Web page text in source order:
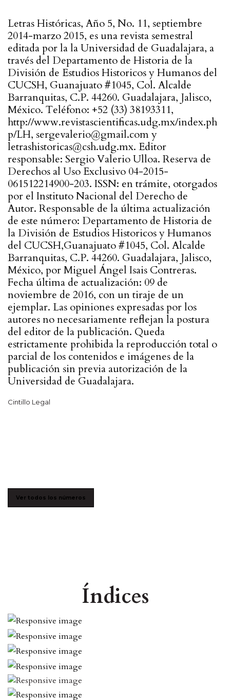
Letras Históricas, Año 5, No. 11, septiembre
2014-marzo 2015, es una revista semestral
editada por la la Universidad de Guadalajara, a
través del Departamento de Historia de la
División de Estudios Historicos y Humanos del
CUCSH, Guanajuato #1045, Col. Alcalde
Barranquitas, C.P. 44260. Guadalajara, Jalisco,
México. Teléfono: +52 (33) 38193311,
http://www.revistascientificas.udg.mx/index.ph
p/LH, sergevalerio@gmail.com y
letrashistoricas@csh.udg.mx. Editor
responsable: Sergio Valerio Ulloa. Reserva de
Derechos al Uso Exclusivo 04-2015-
061512214900-203. ISSN: en trámite, otorgados
por el Instituto Nacional del Derecho de
Autor. Responsable de la última actualización
de este número: Departamento de Historia de
la División de Estudios Historicos y Humanos
del CUCSH,Guanajuato #1045, Col. Alcalde
Barranquitas, C.P. 44260. Guadalajara, Jalisco,
México, por Miguel Ángel Isais Contreras.
Fecha última de actualización: 09 de
noviembre de 2016, con un tiraje de un
ejemplar. Las opiniones expresadas por los
autores no necesariamente reflejan la postura
del editor de la publicación. Queda
estrictamente prohibida la reproducción total o
parcial de los contenidos e imágenes de la
publicación sin previa autorización de la
Universidad de Guadalajara.
Cintillo Legal
Ver todos los números
Índices